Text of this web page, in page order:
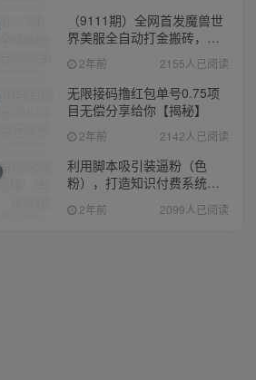
（9111期）全网首发魔兽世
界美服全自动打金搬砖，日
入1000+，简单好操作，保
姆级教学
2年前 2155人已阅读
无限接码撸红包单号0.75项
目无偿分享给你【揭秘】
2年前 2142人已阅读
利用脚本吸引装逼粉（色
粉），打造知识付费系统，
附388元美女写真项目
2年前 2099人已阅读